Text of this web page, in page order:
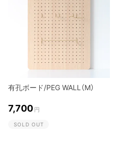
有孔ボード/PEG WALL（M）
7,700 円
SOLD OUT